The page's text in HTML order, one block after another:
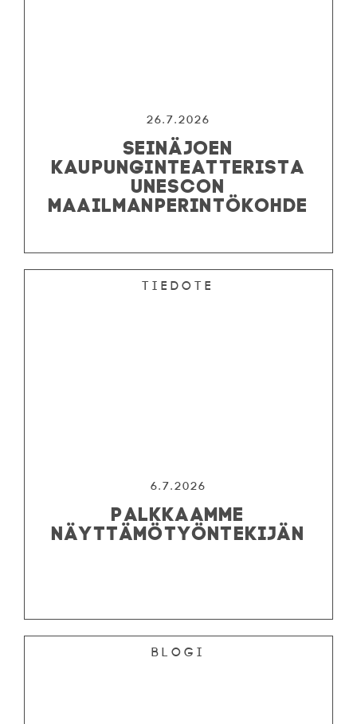
26.7.2026
SEINÄJOEN
KAUPUNGINTEATTERISTA
UNESCON
MAAILMANPERINTÖKOHDE
Tiedote
6.7.2026
PALKKAAMME
NÄYTTÄMÖTYÖNTEKIJÄN
Blogi